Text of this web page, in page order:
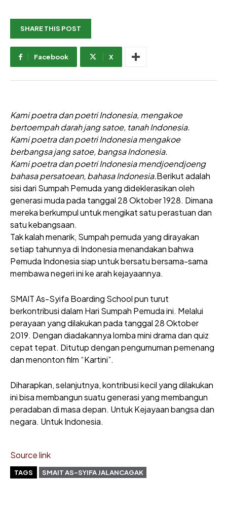
SHARE THIS POST
Facebook X
Kami poetra dan poetri Indonesia, mengakoe
bertoempah darah jang satoe, tanah Indonesia.
Kami poetra dan poetri Indonesia mengakoe
berbangsa jang satoe, bangsa Indonesia.
Kami poetra dan poetri Indonesia mendjoendjoeng
bahasa persatoean, bahasa Indonesia.Berikut adalah
sisi dari Sumpah Pemuda yang dideklerasikan oleh
generasi muda pada tanggal 28 Oktober 1928. Dimana
mereka berkumpul untuk mengikat satu perastuan dan
satu kebangsaan.
Tak kalah menarik, Sumpah pemuda yang dirayakan
setiap tahunnya di Indonesia menandakan bahwa
Pemuda Indonesia siap untuk bersatu bersama-sama
membawa negeri ini ke arah kejayaannya.
SMAIT As-Syifa Boarding School pun turut
berkontribusi dalam Hari Sumpah Pemuda ini. Melalui
perayaan yang dilakukan pada tanggal 28 Oktober
2019. Dengan diadakannya lomba mini drama dan quiz
cepat tepat. Ditutup dengan pengumuman pemenang
dan menonton film “Kartini”.
Diharapkan, selanjutnya, kontribusi kecil yang dilakukan
ini bisa membangun suatu generasi yang membangun
peradaban di masa depan. Untuk Kejayaan bangsa dan
negara. Untuk Indonesia.
Source link
TAGS SMAIT AS-SYIFA JALANCAGAK